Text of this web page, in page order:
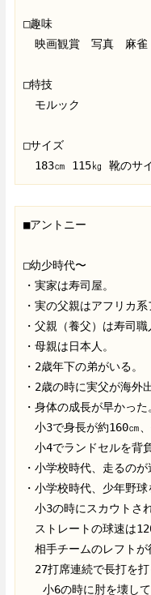
□趣味
映画観賞　写真　麻
□特技
モルック
□サイズ
183㎝ 115㎏ 靴のサ
■アントニー
□幼少時代〜
・実家は寿司屋。
・実の父親はアフリカ
・父親（養父）は寿司
・母親は日本人。
・2歳年下の弟がいる。
・2歳の時に実父が海外
・身体の成長が早かった
小3で身長が約160㎝、
小4でランドセルを背
・小学校時代、走るの
・小学校時代、少年野球
小3の時にスカウトさ
ストレートの球速は
相手チームのレフトが
27打席連続で長打を打